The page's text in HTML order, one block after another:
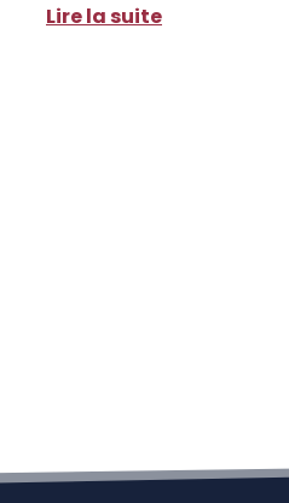
Lire la suite